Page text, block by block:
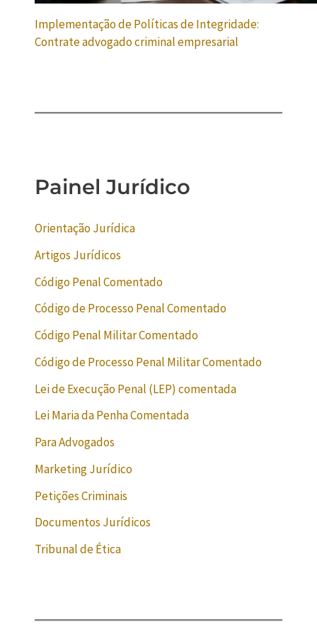
Implementação de Políticas de Integridade:
Contrate advogado criminal empresarial
Painel Jurídico
Orientação Jurídica
Artigos Jurídicos
Código Penal Comentado
Código de Processo Penal Comentado
Código Penal Militar Comentado
Código de Processo Penal Militar Comentado
Lei de Execução Penal (LEP) comentada
Lei Maria da Penha Comentada
Para Advogados
Marketing Jurídico
Petições Criminais
Documentos Jurídicos
Tribunal de Ética